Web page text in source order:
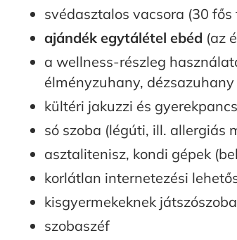
svédasztalos vacsora (30
ajándék egytálétel ebéd (az
a wellness-részleg
élményzuhany,
kültéri jakuzzi és
só szoba (légúti, ill. allergiás
asztalitenisz, kondi gépek
korlátlan internetezési
kisgyermekeknek játszószoba
szobaszéf